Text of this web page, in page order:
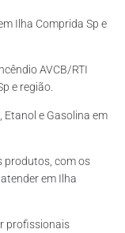
Ilha Comprida Sp e
AVCB/RTI
e região.
Etanol e Gasolina em
produtos, com os
em Ilha
profissionais